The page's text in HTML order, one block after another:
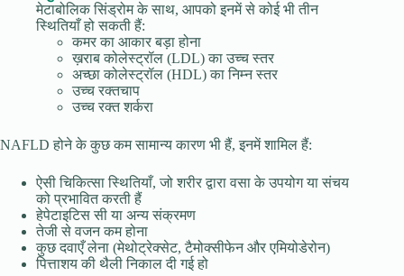
मेटाबोलिक सिंड्रोम के साथ, आपको इनमें से कोई भी तीन
स्थितियाँ हो सकती हैं:
कमर का आकार बड़ा होना
ख़राब कोलेस्ट्रॉल (LDL) का उच्च स्तर
अच्छा कोलेस्ट्रॉल (HDL) का निम्न स्तर
उच्च रक्तचाप
उच्च रक्त शर्करा
NAFLD होने के कुछ कम सामान्य कारण भी हैं, इनमें शामिल हैं:
ऐसी चिकित्सा स्थितियाँ, जो शरीर द्वारा वसा के उपयोग या संचय
को प्रभावित करती हैं
हेपेटाइटिस सी या अन्य संक्रमण
तेजी से वजन कम होना
कुछ दवाएँ लेना (मेथोट्रेक्सेट, टैमोक्सीफेन और एमियोडेरोन)
पित्ताशय की थैली निकाल दी गई हो